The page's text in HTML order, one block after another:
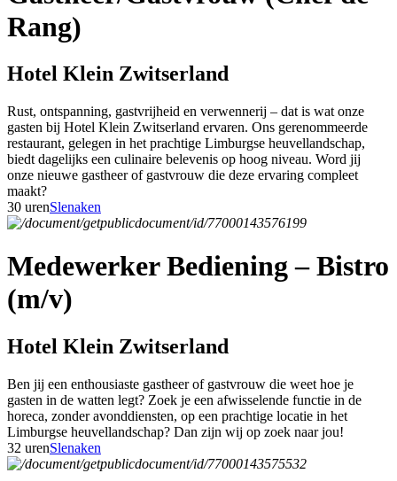
Rang)
Hotel Klein Zwitserland
Rust, ontspanning, gastvrijheid en verwennerij – dat is wat onze
gasten bij Hotel Klein Zwitserland ervaren. Ons gerenommeerde
restaurant, gelegen in het prachtige Limburgse heuvellandschap,
biedt dagelijks een culinaire belevenis op hoog niveau. Word jij
onze nieuwe gastheer of gastvrouw die deze ervaring compleet
maakt?
30 urenSlenaken
Medewerker Bediening – Bistro
(m/v)
Hotel Klein Zwitserland
Ben jij een enthousiaste gastheer of gastvrouw die weet hoe je
gasten in de watten legt? Zoek je een afwisselende functie in de
horeca, zonder avonddiensten, op een prachtige locatie in het
Limburgse heuvellandschap? Dan zijn wij op zoek naar jou!
32 urenSlenaken